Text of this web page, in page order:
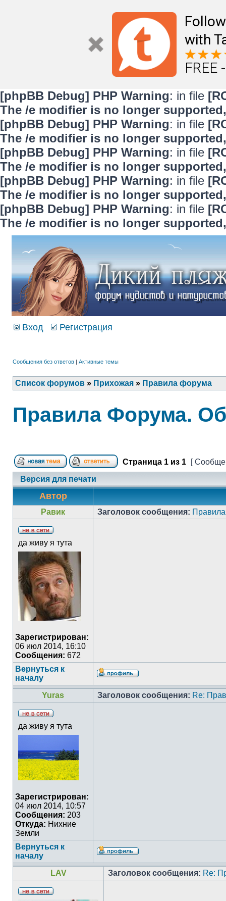
with
FREE
[phpBB Debug] PHP Warning: in file
The /e modifier is no longer
[phpBB Debug] PHP Warning: in file
The /e modifier is no longer
[phpBB Debug] PHP Warning: in file
The /e modifier is no longer
[phpBB Debug] PHP Warning: in file
The /e modifier is no longer
[phpBB Debug] PHP Warning: in file
The /e modifier is no longer
Вход Регистрация
Сообщения без ответов | Активные темы
Список форумов » Прихожая » Правила форума
Правила Форума.
Страница 1 из 1
[
Версия для печати
Автор
Равик Заголовок сообщения:
да живу я тута
Зарегистрирован:
06 июл 2014, 16:10
Сообщения: 672
Вернуться к
началу
Yuras
Заголовок сообщения: Re:
да живу я тута
Зарегистрирован:
04 июл 2014, 10:57
Сообщения: 203
Откуда: Нихние
Земли
Вернуться к
началу
LAV
Заголовок сообщения: Re: